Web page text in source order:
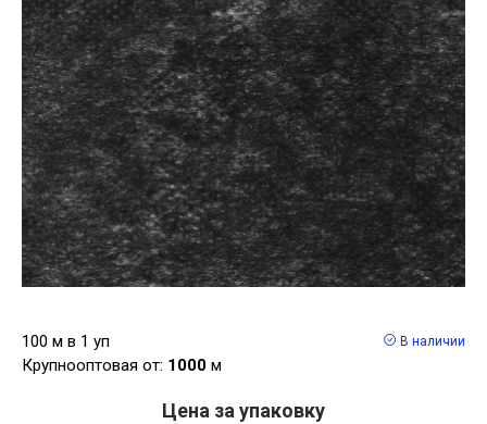
100 м в 1 уп
Крупнооптовая от: 1000 м
В наличии
Цена за упаковку